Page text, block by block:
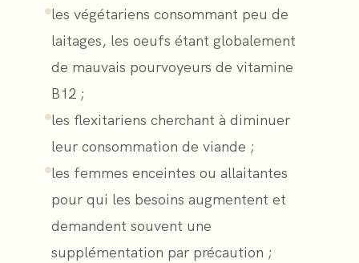
les végétariens consommant peu de
laitages, les oeufs étant globalement
de mauvais pourvoyeurs de vitamine
B12 ;
les flexitariens cherchant à diminuer
leur consommation de viande ;
les femmes enceintes ou allaitantes
pour qui les besoins augmentent et
demandent souvent une
supplémentation par précaution ;